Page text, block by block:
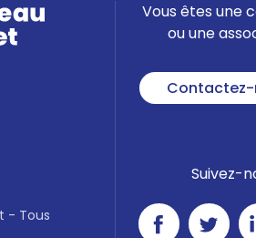
- Tous
Vous êtes une
ou une
Suivez-